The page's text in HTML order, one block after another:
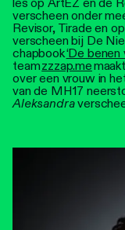
les op ArtEZ en de
verscheen onder
Revisor, Tirade en
verscheen bij De
chapbook‘De benen
teamzzzap.me
over een vrouw in
van de MH17
Aleksandra